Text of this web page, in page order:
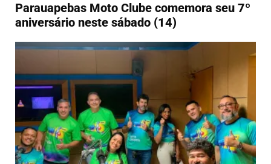
Parauapebas Moto Clube comemora seu 7º
aniversário neste sábado (14)